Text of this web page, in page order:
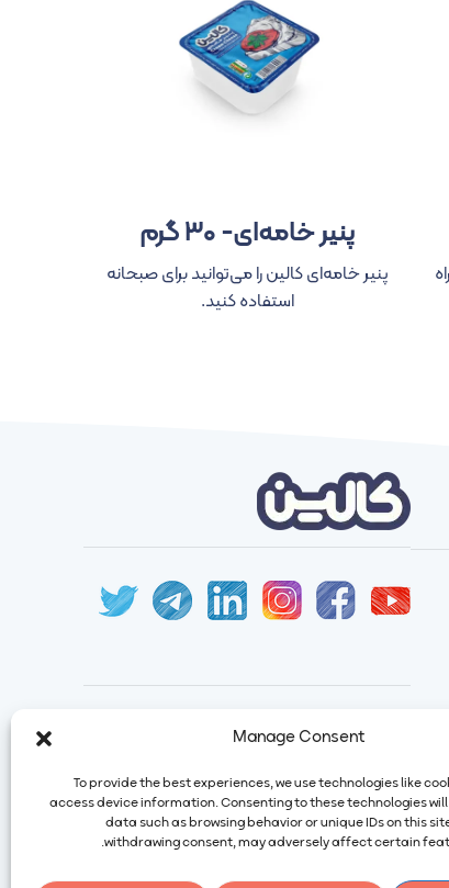
Manage Consent
To provide the best experiences, we use technologies like
access device information. Consenting to these technologies
data such as browsing behavior or unique IDs on this
withdrawing consent, may adversely affect certain
پنیر خامه‌ای- ۳۰ گرم
پنیر خامه‌ای کالین را می‌توانید برای صبحانه
استفاده کنید.
ایمیل:info@calindairy.com
شماره فکس:۶۵۴۳۹۴۸۷ (۰۲۱)
آدرس: ایران، تهران، شهریار، شهرک صنعتی
صفادشت بلوار اردیبهشت، نبش سوم غربی،